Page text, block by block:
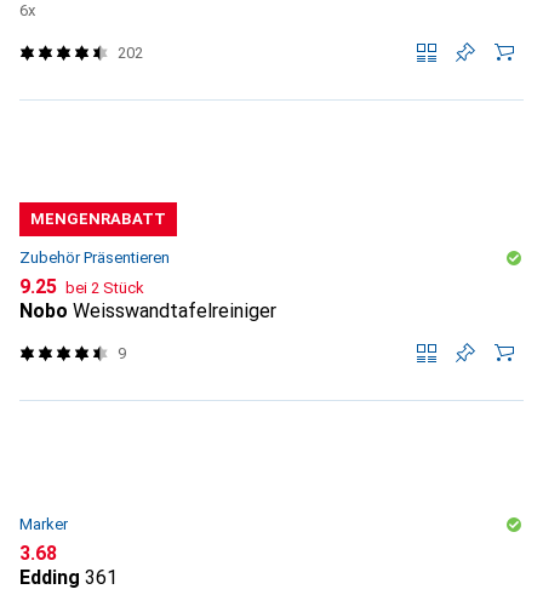
6x
202
MENGENRABATT
Zubehör Präsentieren
CHF
9.25 bei 2 Stück
Nobo Weisswandtafelreiniger
9
Marker
CHF
3.68
Edding 361